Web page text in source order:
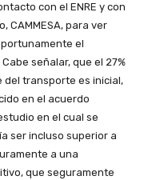
con el ENRE y con
CAMMESA, para ver
el
señalar, que el 27%
del transporte es inicial,
en el acuerdo
en el cual se
ser incluso superior a
a una
que seguramente